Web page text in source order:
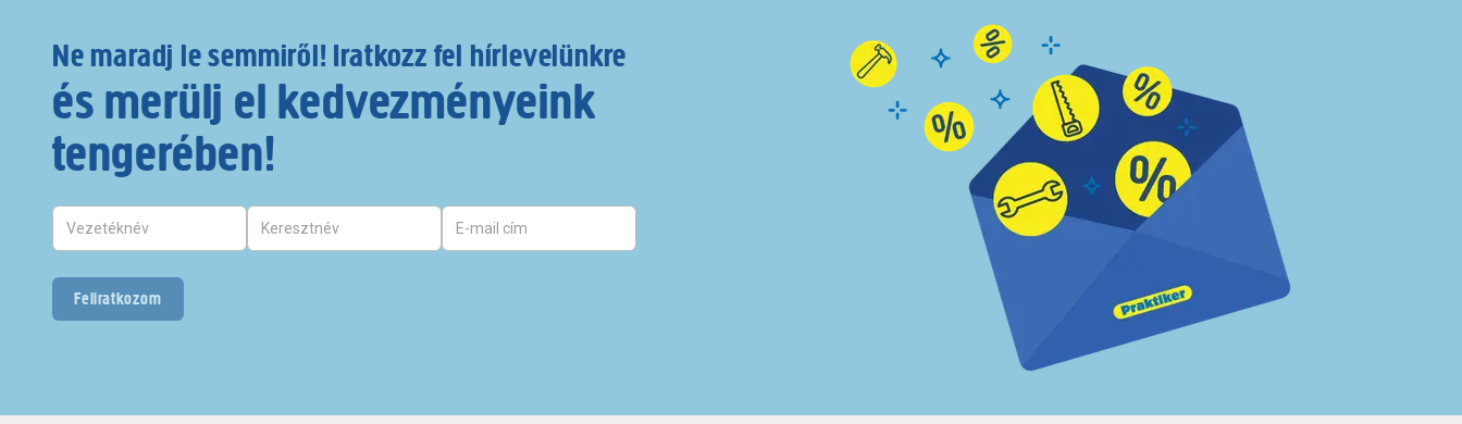
Ne maradj le semmiről! Iratkozz fel hírlevelünkre
és merülj el kedvezményeink
tengerében!
Feliratkozom